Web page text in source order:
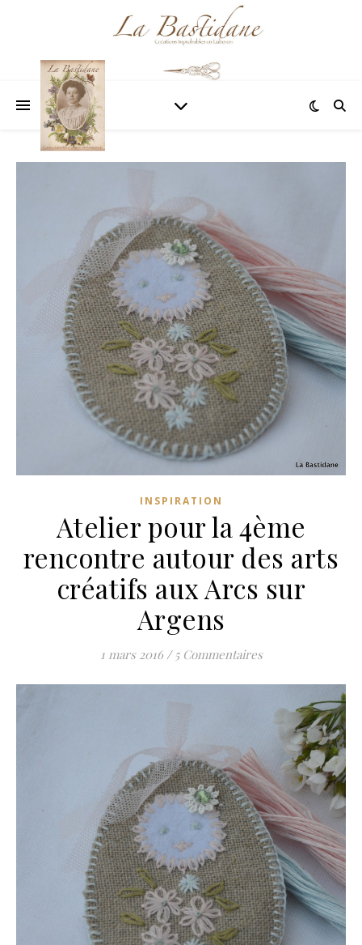
INSPIRATION
Atelier pour la 4ème
rencontre autour des arts
créatifs aux Arcs sur
Argens
1 mars 2016 / 5 Commentaires